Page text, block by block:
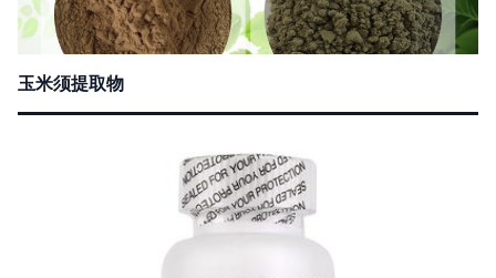
玉米须提取物